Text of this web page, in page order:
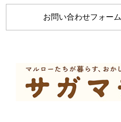
お問い合わせフォーム